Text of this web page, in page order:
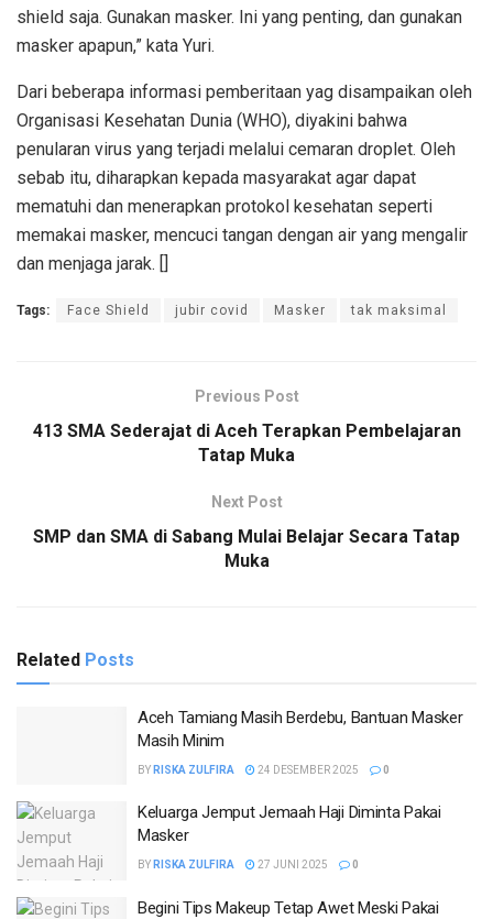
shield saja. Gunakan masker. Ini yang penting, dan gunakan
masker apapun,” kata Yuri.
Dari beberapa informasi pemberitaan yag disampaikan oleh
Organisasi Kesehatan Dunia (WHO), diyakini bahwa
penularan virus yang terjadi melalui cemaran droplet. Oleh
sebab itu, diharapkan kepada masyarakat agar dapat
mematuhi dan menerapkan protokol kesehatan seperti
memakai masker, mencuci tangan dengan air yang mengalir
dan menjaga jarak. []
Tags: Face Shield jubir covid Masker tak maksimal
Previous Post
413 SMA Sederajat di Aceh Terapkan Pembelajaran
Tatap Muka
Next Post
SMP dan SMA di Sabang Mulai Belajar Secara Tatap
Muka
Related Posts
Aceh Tamiang Masih Berdebu, Bantuan Masker
Masih Minim
BY RISKA ZULFIRA 24 DESEMBER 2025 0
Keluarga Jemput Jemaah Haji Diminta Pakai
Masker
BY RISKA ZULFIRA 27 JUNI 2025 0
Begini Tips Makeup Tetap Awet Meski Pakai